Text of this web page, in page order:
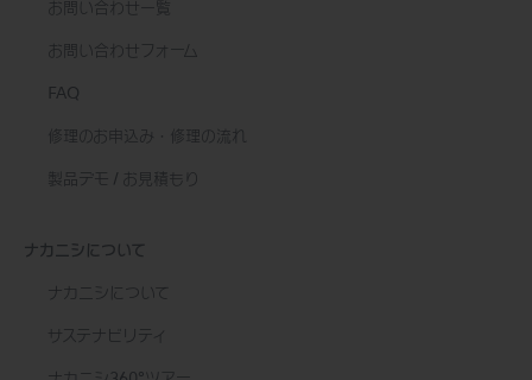
お問い合わせ一覧
お問い合わせフォーム
FAQ
修理のお申込み・修理の流れ
製品デモ / お見積もり
ナカニシについて
ナカニシについて
サステナビリティ